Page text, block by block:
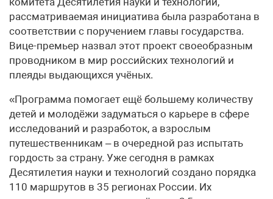
рассматриваемая инициатива была разработана в
соответствии с поручением главы государства.
Вице-премьер назвал этот проект своеобразным
проводником в мир российских технологий и
плеяды выдающихся учёных.
«Программа помогает ещё большему количеству
детей и молодёжи задуматься о карьере в сфере
исследований и разработок, а взрослым
путешественникам – в очередной раз испытать
гордость за страну. Уже сегодня в рамках
Десятилетия науки и технологий создано порядка
110 маршрутов в 35 регионах России. Их